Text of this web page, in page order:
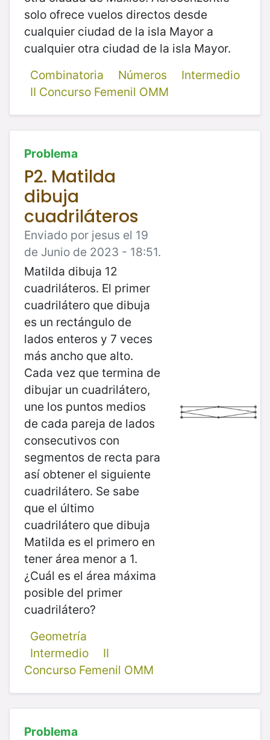
solo ofrece vuelos directos desde
cualquier ciudad de la isla Mayor a
cualquier otra ciudad de la isla Mayor.
Combinatoria
Números
Intermedio
II Concurso Femenil OMM
Problema
P2. Matilda
dibuja
cuadriláteros
Enviado por jesus el 19
de Junio de 2023 - 18:51.
Matilda dibuja 12
cuadriláteros. El primer
cuadrilátero que dibuja
es un rectángulo de
lados enteros y 7 veces
más ancho que alto.
Cada vez que termina de
dibujar un cuadrilátero,
une los puntos medios
de cada pareja de lados
consecutivos con
segmentos de recta para
así obtener el siguiente
cuadrilátero. Se sabe
que el último
cuadrilátero que dibuja
Matilda es el primero en
tener área menor a 1.
¿Cuál es el área máxima
posible del primer
cuadrilátero?
Geometría
Intermedio
II
Concurso Femenil OMM
Problema